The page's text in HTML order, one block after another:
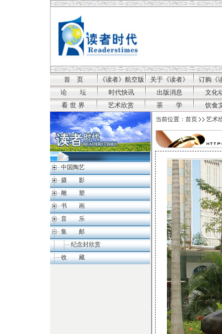
首 页 《读者》航空版 关于《读者》
订购《
论 坛
时代快讯 出版消息
文化
看 世 界
艺术欣赏 茶 学 饮食
中国陶艺
摄 影
雕 塑
书 画
音 乐
集 邮
纪念封欣赏
收 藏
当前位置： 首页 艺术